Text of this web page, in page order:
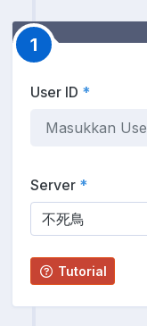
1
User ID *
Server *
Tutorial